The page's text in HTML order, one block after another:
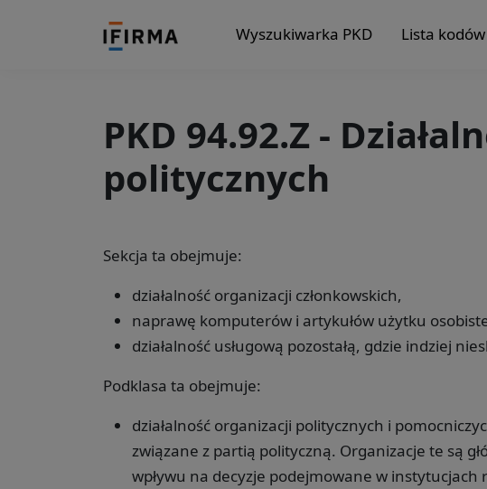
Wyszukiwarka PKD Lista kodów
PKD 94.92.Z -
politycznych
Sekcja ta obejmuje:
działalność organizacji członkowskich,
naprawę komputerów i artykułów użytku
działalność usługową pozostałą, gdzie indziej
Podklasa ta obejmuje:
działalność organizacji politycznych i
związane z partią polityczną. Organizacje te są
wpływu na decyzje podejmowane w